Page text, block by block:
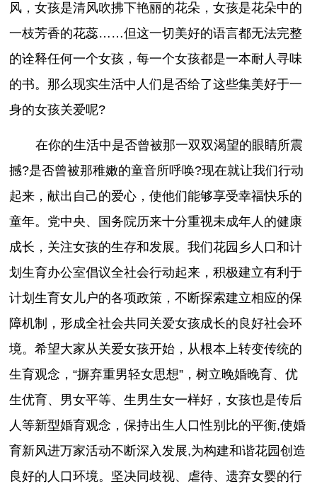
风，女孩是清风吹拂下艳丽的花朵，女孩是花朵中的
一枝芳香的花蕊……但这一切美好的语言都无法完整
的诠释任何一个女孩，每一个女孩都是一本耐人寻味
的书。那么现实生活中人们是否给了这些集美好于一
身的女孩关爱呢?
在你的生活中是否曾被那一双双渴望的眼睛所震
撼?是否曾被那稚嫩的童音所呼唤?现在就让我们行动
起来，献出自己的爱心，使他们能够享受幸福快乐的
童年。党中央、国务院历来十分重视未成年人的健康
成长，关注女孩的生存和发展。我们花园乡人口和计
划生育办公室倡议全社会行动起来，积极建立有利于
计划生育女儿户的各项政策，不断探索建立相应的保
障机制，形成全社会共同关爱女孩成长的良好社会环
境。希望大家从关爱女孩开始，从根本上转变传统的
生育观念，“摒弃重男轻女思想”，树立晚婚晚育、优
生优育、男女平等、生男生女一样好，女孩也是传后
人等新型婚育观念，保持出生人口性别比的平衡,使婚
育新风进万家活动不断深入发展,为构建和谐花园创造
良好的人口环境。坚决同歧视、虐待、遗弃女婴的行